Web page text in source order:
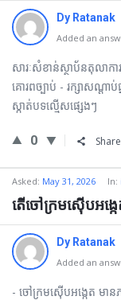
Dy Ratanak
Added an
សារៈសំខាន់ស្ថាប័នតុលាក
គោរពច្បាប់ - រក្សាសណ្ដាប់
ស្កាត់បទល្មើសផ្សេងៗ
0 Share
Asked: May 31, 2026 In:
តើចៅក្រមស៊ើបអង្ក
Dy Ratanak
Added an
- ចៅក្រមស៊ើបអង្កេត មានភ